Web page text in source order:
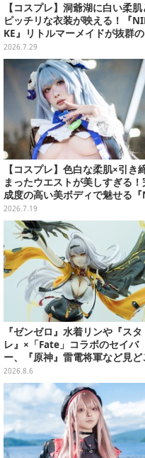
【コスプレ】洞爺湖に白い柔肌
ピッチリな衣装が映える！『
KE』リトルマーメイドが抜群
タイルで神秘的な美しさを魅せる
【写真10枚】
2026.7.29
【コスプレ】色白な柔肌×引き
まったウエストが美しすぎる！
成度の高い美ボディで魅せる
KKE』ヘンゼルの美女レイヤー
【写真9枚】
2026.7.19
『ゼンゼロ』水着リンや『スタ
レ』×「Fate」コラボのセイバ
ー、『原神』雷電将軍など見ど
ろ満載！「ワンフェス」に出展の
「HoYoverse」関連フィギュア
ご紹介【WF2026】
2026.8.6